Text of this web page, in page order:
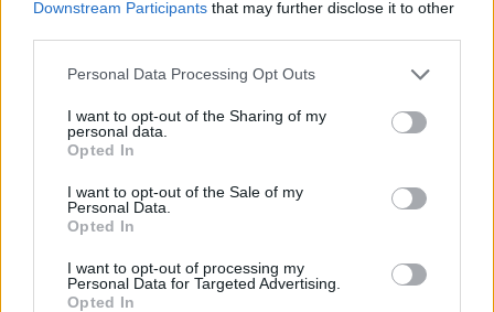
Downstream Participants that may further disclose it to other
Personal Data Processing Opt Outs
I want to opt-out of the Sharing of my
personal data.
Opted In
I want to opt-out of the Sale of my
Personal Data.
Opted In
I want to opt-out of processing my
Personal Data for Targeted Advertising.
Opted In
finalità di solidarietà:
raccogliere fondi da
devolvere al reparto di
Oncologia di
Alessandria per
progetti…
CONDIVIDERE:
PRECEDENTE PROSSIMO